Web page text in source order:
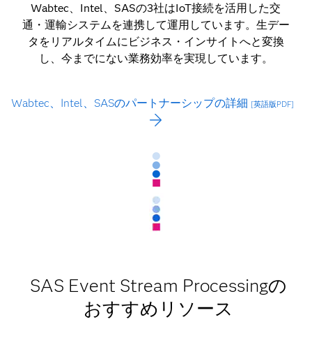
Wabtec、Intel、SASの3社はIoT接続を活用した交
通・運輸システムを連携して運用しています。生デー
タをリアルタイムにビジネス・インサイトへと変換
し、今までにない業務効率を実現しています。
Wabtec、Intel、SASのパートナーシップの詳細 [英語版PDF]
SAS Event Stream Processingの
おすすめリソース